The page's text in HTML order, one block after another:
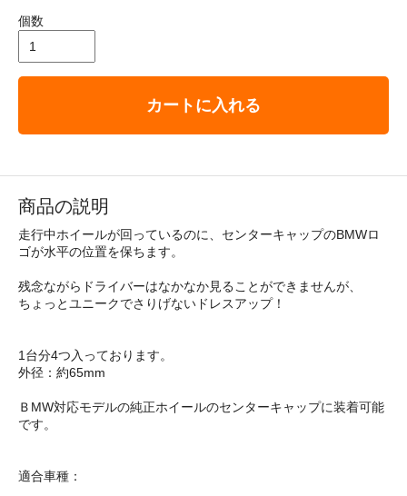
個数
カートに入れる
商品の説明
走行中ホイールが回っているのに、センターキャップのBMWロ
ゴが水平の位置を保ちます。
残念ながらドライバーはなかなか見ることができませんが、
ちょっとユニークでさりげないドレスアップ！
1台分4つ入っております。
外径：約65mm
ＢMW対応モデルの純正ホイールのセンターキャップに装着可能
です。
適合車種：